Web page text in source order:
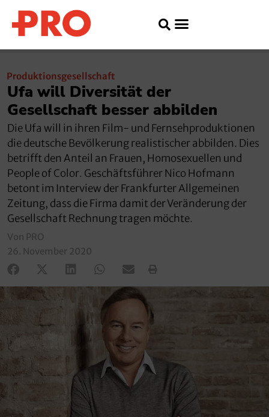
Produktionsgesellschaft
Ufa will Diversität der
Gesellschaft besser abbilden
Die Ufa will in ihren Film- und Fernsehproduktionen
die deutsche Bevölkerung realistischer abbilden. Dies
betrifft den Anteil an Frauen, Homosexuellen und
People of Color. Geschäftsführer Nico Hofmann
betont im Interview der Frankfurter Allgemeinen
Zeitung, dass die Firma damit der Veränderung der
Gesellschaft Rechnung tragen möchte.
Von PRO
26. November 2020